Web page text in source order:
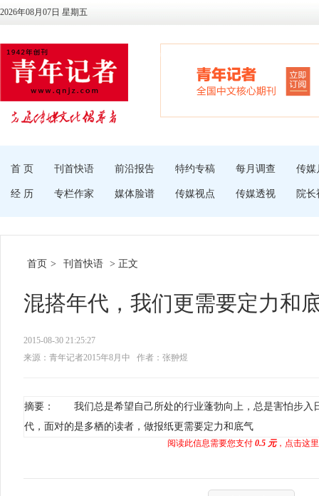
2026年08月07日 星期五
首 页 刊首快语 前沿报告 特约专稿 每月调查 传媒
经 历 专栏作家 媒体脸谱 传媒视点 传媒透视 院长
首页 > 刊首快语 > 正文
混搭年代，我们更需要定力和
2015-08-30 21:25:27
来源：青年记者2015年8月中
作者：张翀煜
摘要： 我们总是希望自己所处的行业蓬勃向上，总是害怕步入
代，面对的是多栖的读者，做报纸更需要定力和底气
阅读此信息需要您支付 0.5 元，点击这